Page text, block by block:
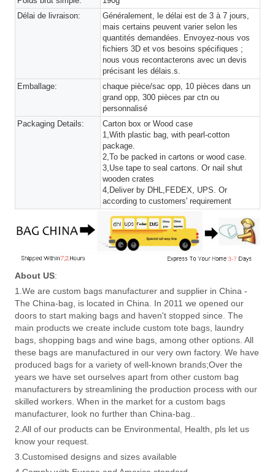
Délai de livraison:
Généralement, le délai est de 3 à 7 jours,
mais certains peuvent varier selon les
quantités demandées. Envoyez-nous vos
fichiers 3D et vos besoins spécifiques ;
nous vous recontacterons avec un devis
précisant les délais.s.
Emballage:
chaque pièce/sac opp, 10 pièces dans un
grand opp, 300 pièces par ctn ou
personnalisé
Packaging Details:
Carton box or Wood case
1,With plastic bag, with pearl-cotton
package.
2,To be packed in cartons or wood case.
3,Use tape to seal cartons. Or nail shut
wooden crates
4,Deliver by DHL,FEDEX, UPS. Or
according to customers' requirement
About US:
1.We are custom bags manufacturer and supplier in China -
The China-bag, is located in China. In 2011 we opened our
doors to start making bags and haven't stopped since. The
main products we create include custom tote bags, laundry
bags, shopping bags and wine bags, among other options. All
these bags are manufactured in our very own factory. We have
produced bags for a variety of well-known brands;Over the
years we have set ourselves apart from other custom bag
manufacturers by streamlining the production process with our
skilled workers. When in the market for a custom bags
manufacturer, look no further than China-bag..
2.All of our products can be Environmental, Health, pls let us
know your request.
3.Customised designs and sizes available